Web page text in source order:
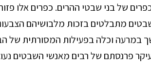
של בני שבטי ההרים. כפרים אלו
מתבלטים בזכות מלבושיהם
במרעה וכלה בפעילות המסורתית של
פרנסתם של רבים מאנשי השבטים